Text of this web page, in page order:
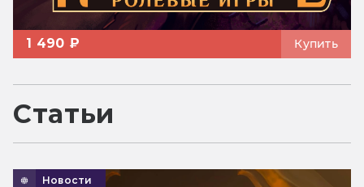
1 490 ₽ Купить
Статьи
Новости